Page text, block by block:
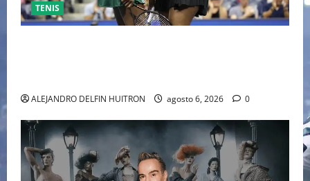
TENIS
ALEJANDRO DELFIN HUITRON agosto 6, 2026 0